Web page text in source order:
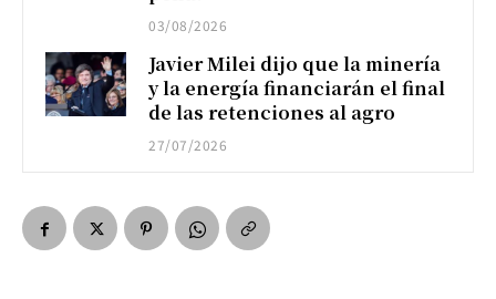
03/08/2026
Javier Milei dijo que la minería
y la energía financiarán el final
de las retenciones al agro
27/07/2026